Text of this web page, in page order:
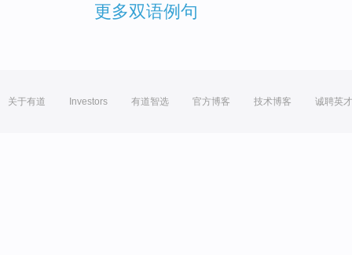
更多双语例句
关于有道 Investors 有道智选 官方博客 技术博客 诚聘英才